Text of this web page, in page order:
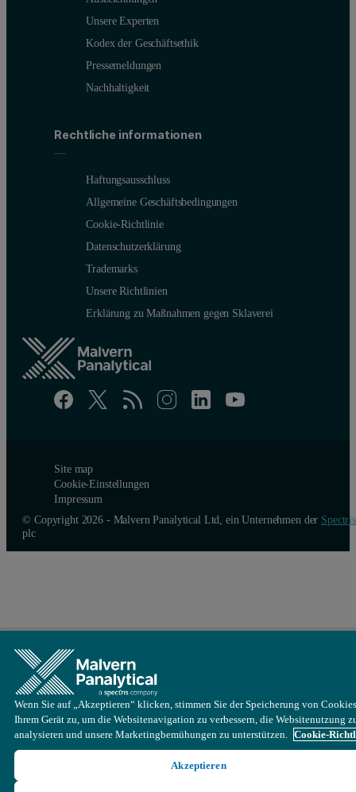
Unsere Experten
Kodex der Geschäftsethik
Pressemeldungen
Nachhaltigkeit
Rechtliche informationen
Haftungsausschluss
Allgemeine Geschäftsbedingungen
Cookie-Richtlinie
Datenschutzerklärung
Trademarks
Unsere Richtlinien
Erklärung zu Maßnahmen gegen Sklaverei
Site map
Cookie-Einstellungen
Impressum
© Copyright 2026 - Malvern Panalytical Ltd, ein Unternehmen der Spectris
plc
Wenn Sie auf „Akzeptieren“ klicken, stimmen Sie der Speicherung von
Ihrem Gerät zu, um die Websitenavigation zu verbessern, die Websitenutzung
analysieren und unsere Marketingbemühungen zu unterstützen. Cookie-
Akzeptieren